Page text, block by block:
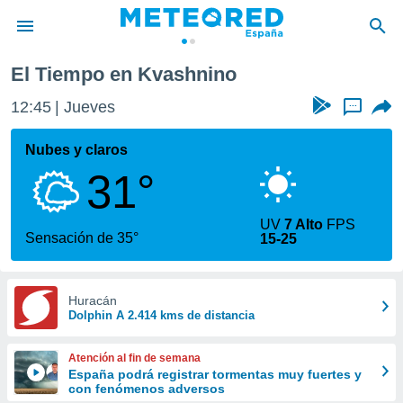
de
por
que se
calidad.
a este
las
y
forma
digital
basada
El Tiempo en Kvashnino
12:45 Jueves ...
Nubes y claros
31°
Sensación de 35°
UV7 Alto FPS
15-25
Huracán
Dolphin A 2.414 kms de distancia
Atención al fin de semana
España podrá registrar tormentas muy fuertes y
con fenómenos adversos